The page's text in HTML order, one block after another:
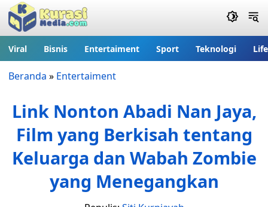
Viral Bisnis Entertaiment Sport Teknologi
Beranda » Entertaiment
Link Nonton Abadi Nan Jaya,
Film yang Berkisah tentang
Keluarga dan Wabah Zombie
yang Menegangkan